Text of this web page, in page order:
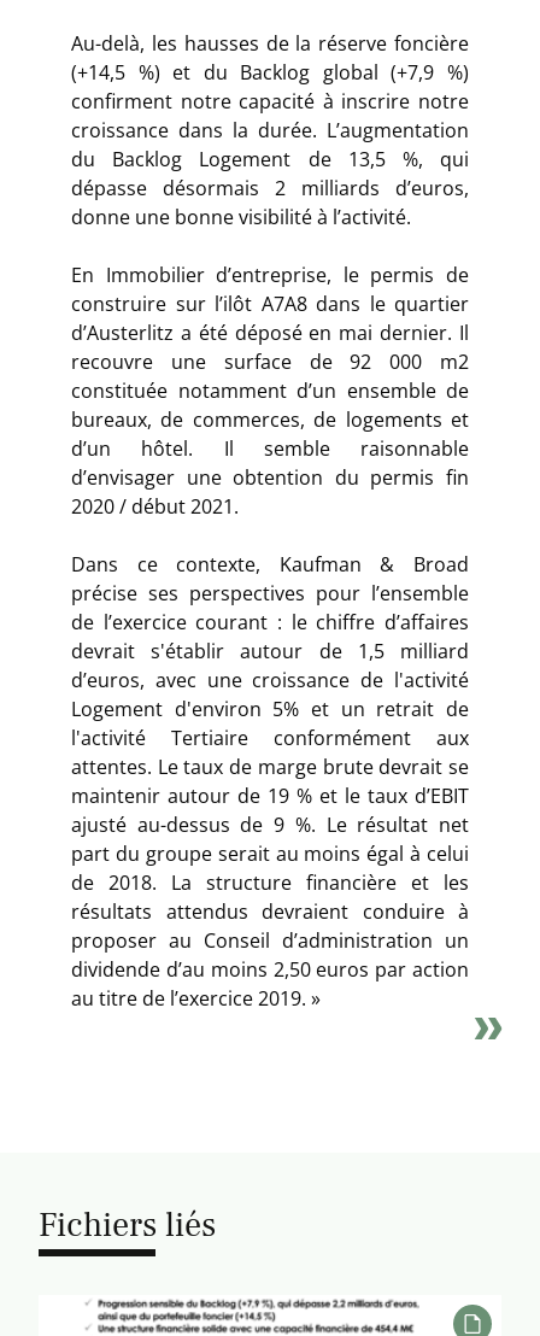
Au-delà, les hausses de la réserve foncière
(+14,5 %) et du Backlog global (+7,9 %)
confirment notre capacité à inscrire notre
croissance dans la durée. L’augmentation
du Backlog Logement de 13,5 %, qui
dépasse désormais 2 milliards d’euros,
donne une bonne visibilité à l’activité.
En Immobilier d’entreprise, le permis de
construire sur l’ilôt A7A8 dans le quartier
d’Austerlitz a été déposé en mai dernier. Il
recouvre une surface de 92 000 m2
constituée notamment d’un ensemble de
bureaux, de commerces, de logements et
d’un hôtel. Il semble raisonnable
d’envisager une obtention du permis fin
2020 / début 2021.
Dans ce contexte, Kaufman & Broad
précise ses perspectives pour l’ensemble
de l’exercice courant : le chiffre d’affaires
devrait s'établir autour de 1,5 milliard
d’euros, avec une croissance de l'activité
Logement d'environ 5% et un retrait de
l'activité Tertiaire conformément aux
attentes. Le taux de marge brute devrait se
maintenir autour de 19 % et le taux d’EBIT
ajusté au-dessus de 9 %. Le résultat net
part du groupe serait au moins égal à celui
de 2018. La structure financière et les
résultats attendus devraient conduire à
proposer au Conseil d’administration un
dividende d’au moins 2,50 euros par action
au titre de l’exercice 2019. »
Fichiers liés